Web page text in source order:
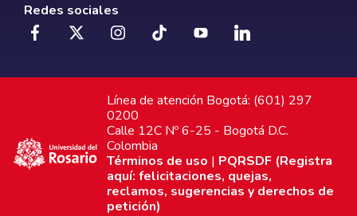
Redes sociales
Línea de atención Bogotá: (601) 297
0200
Calle 12C Nº 6-25 - Bogotá D.C.
Colombia
Términos de uso | PQRSDF (Registra
aquí: felicitaciones, quejas,
reclamos, sugerencias y derechos de
petición)